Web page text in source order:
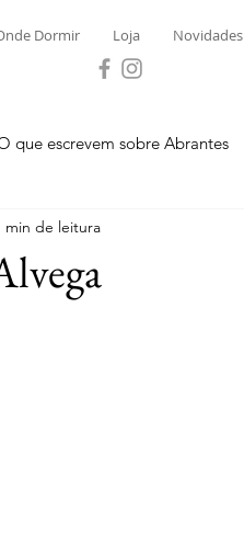
Dormir Loja Novidades
que escrevem sobre Abrantes
Bemposta
min de leitura